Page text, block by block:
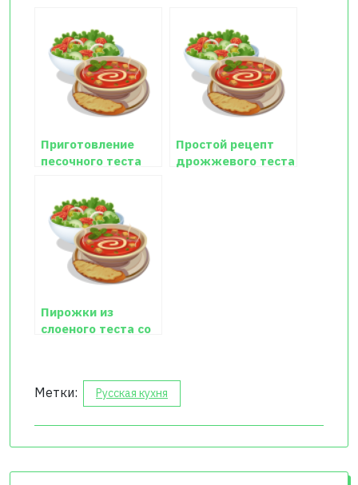
Приготовление
песочного теста
Простой рецепт
дрожжевого теста
Пирожки из
слоеного теста со
Метки:
Русская кухня